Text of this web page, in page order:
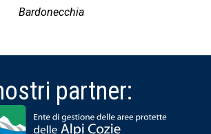
Bardonecchia
partner: